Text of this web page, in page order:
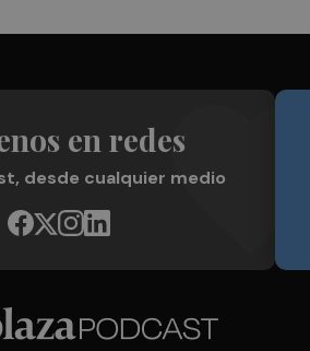
en redes
desde cualquier medio